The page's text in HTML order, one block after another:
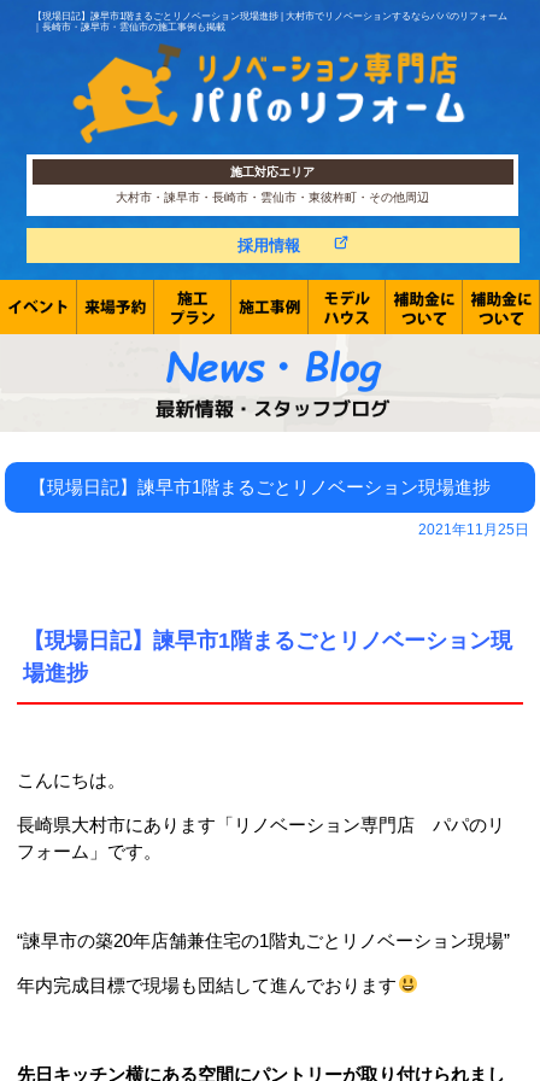
【現場日記】諫早市1階まるごとリノベーション現場進捗 | 大村市でリノベーションするならパパのリフォーム
｜長崎市・諫早市・雲仙市の施工事例も掲載
施工対応エリア
大村市・諫早市・長崎市・雲仙市・東彼杵町・その他周辺
採用情報
【現場日記】諫早市1階まるごとリノベーション現場進捗
2021年11月25日
【現場日記】諫早市1階まるごとリノベーション現
場進捗
こんにちは。
長崎県大村市にあります「リノベーション専門店 パパのリ
フォーム」です。
“諫早市の築20年店舗兼住宅の1階丸ごとリノベーション現場”
年内完成目標で現場も団結して進んでおります
先日キッチン横にある空間にパントリーが取り付けられまし